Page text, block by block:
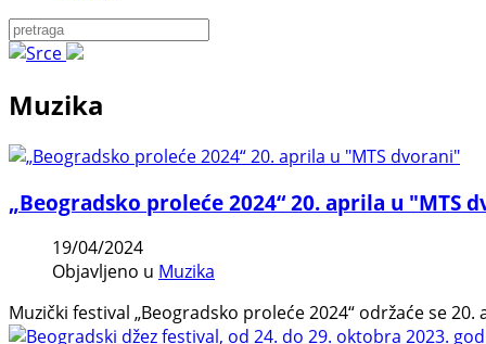
Muzika
„Beogradsko proleće 2024“ 20. aprila u "MTS
19/04/2024
Objavljeno u Muzika
Muzički festival „Beogradsko proleće 2024“ održaće se